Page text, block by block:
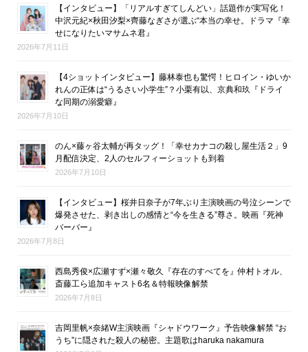
【インタビュー】「リアルすぎてしんどい」話題作が実写化！
中沢元紀×秋田汐梨×齊藤なぎさが選ぶ“本当の幸せ。ドラマ『幸
せになりたいマサムネ君』
2026年7月11日
【4ショットインタビュー】藤林泰也も驚愕！ヒロイン・ゆいか
れんの正体は“うるさい小学生”？小栗有以、京典和玖『ドライ
な同期の溺愛癖』
2026年7月10日
のん×藤ヶ谷太輔が再タッグ！「幸せカナコの殺し屋生活２」9
月配信決定、2人のセルフィーショットも到着
2026年7月10日
【インタビュー】桜井日奈子が7年ぶり主演映画の号泣シーンで
爆発させた、剥き出しの感情と“今を生きる”尊さ。映画『死神
バーバー』
2026年7月8日
西島秀俊×広瀬すず×瀬々敬久『存在のすべてを』仲村トオル、
斎藤工ら追加キャスト6名＆特報映像解禁
2026年7月8日
吉岡里帆×奈緒W主演映画『シャドウワーク』予告映像解禁 “お
うち”に隠された殺人の秘密。主題歌はharuka nakamura